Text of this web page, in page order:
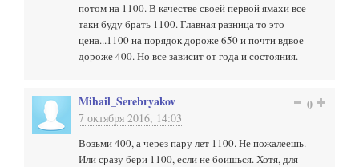
потом на 1100. В качестве своей первой ямахи все-
таки буду брать 1100. Главная разница то это
цена...1100 на порядок дороже 650 и почти вдвое
дороже 400. Но все зависит от года и состояния.
Mihail_Serebryakov
7 октября 2016, 14:03
0
Возьми 400, а через пару лет 1100. Не пожалеешь.
Или сразу бери 1100, если не боишься. Хотя, для